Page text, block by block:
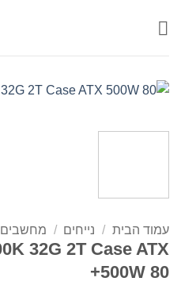
עמוד הבית / נייחים /
32G 2T Case ATX
500W 80+